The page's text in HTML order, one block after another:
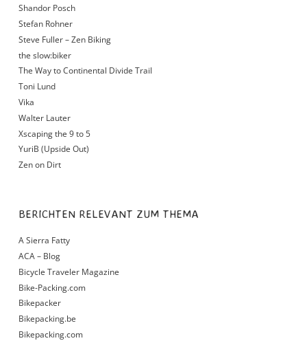
Shandor Posch
Stefan Rohner
Steve Fuller – Zen Biking
the slow:biker
The Way to Continental Divide Trail
Toni Lund
Vika
Walter Lauter
Xscaping the 9 to 5
YuriB (Upside Out)
Zen on Dirt
BERICHTEN RELEVANT ZUM THEMA
A Sierra Fatty
ACA – Blog
Bicycle Traveler Magazine
Bike-Packing.com
Bikepacker
Bikepacking.be
Bikepacking.com